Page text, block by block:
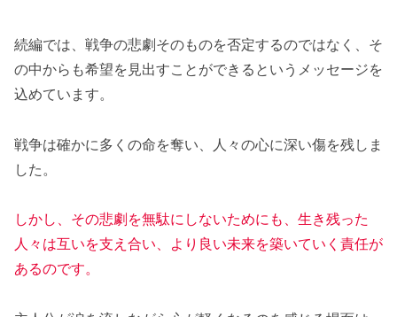
続編では、戦争の悲劇そのものを否定するのではなく、そ
の中からも希望を見出すことができるというメッセージを
込めています。
戦争は確かに多くの命を奪い、人々の心に深い傷を残しま
した。
しかし、その悲劇を無駄にしないためにも、生き残った
人々は互いを支え合い、より良い未来を築いていく責任が
あるのです。